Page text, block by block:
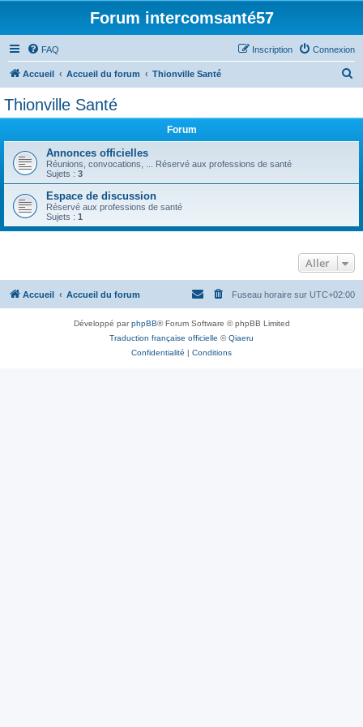
Forum intercomsanté57
FAQ Connexion
Inscription
Accueil Accueil du forum Thionville Santé
e
Thionville Santé
Forum
Annonces officielles
Réunions, convocations, ... Réservé aux professions de santé
Sujets : 3
Espace de discussion
Réservé aux professions de santé
Sujets : 1
Aller
Accueil Accueil du forum Fuseau horaire sur UTC+02:00
Développé parphpBB® Forum Software © phpBB Limited
Traduction française officielle ©Qiaeru
Confidentialité | Conditions